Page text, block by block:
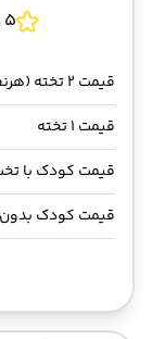
5 ستاره
قیمت 2 تخته (هرنفر)
قیمت 1 تخته
قیمت کودک با
قیمت کودک